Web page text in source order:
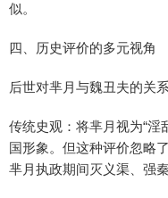
似。
四、历史评价的多元视角
后世对芈月与魏丑夫的关
传统史观：将芈月视为“淫
国形象。但这种评价忽略
芈月执政期间灭义渠、强